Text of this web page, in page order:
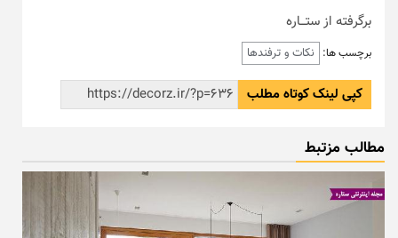
برگرفته از ستـــاره
برچسب ها: نکات و ترفندها
کپی لینک کوتاه مطلب
مطالب مزتبط